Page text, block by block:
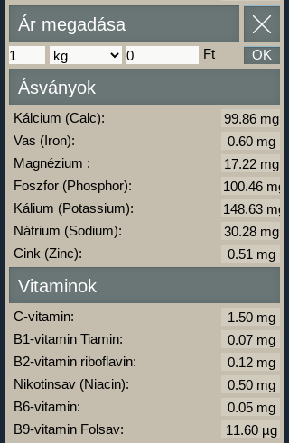
Ár megadása
Ft OK
Ásványok
Kálcium (Calc):
Vas (Iron):
Magnézium :
Foszfor (Phosphor):
Kálium (Potassium):
Nátrium (Sodium):
Cink (Zinc):
Vitaminok
C-vitamin:
B1-vitamin Tiamin:
B2-vitamin riboflavin:
Nikotinsav (Niacin):
B6-vitamin:
B9-vitamin Folsav: